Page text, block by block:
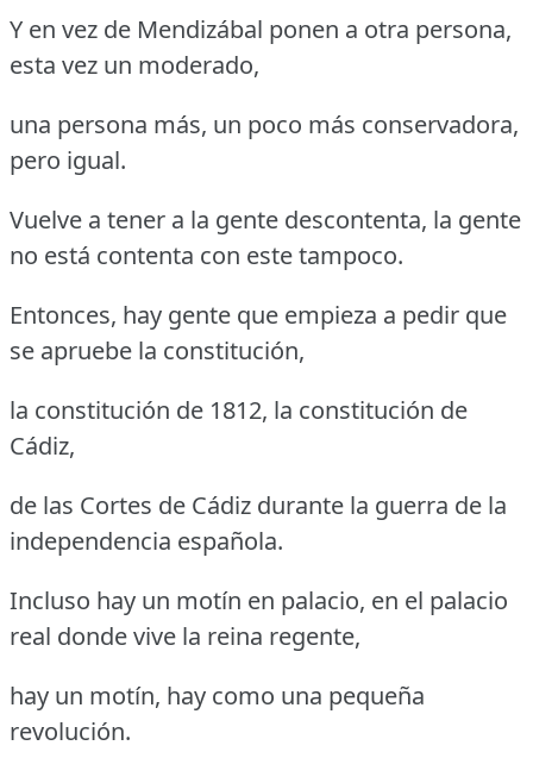
Y en vez de Mendizábal ponen a otra persona,
esta vez un moderado,
una persona más, un poco más conservadora,
pero igual.
Vuelve a tener a la gente descontenta, la gente
no está contenta con este tampoco.
Entonces, hay gente que empieza a pedir que
se apruebe la constitución,
la constitución de 1812, la constitución de
Cádiz,
de las Cortes de Cádiz durante la guerra de la
independencia española.
Incluso hay un motín en palacio, en el palacio
real donde vive la reina regente,
hay un motín, hay como una pequeña
revolución.